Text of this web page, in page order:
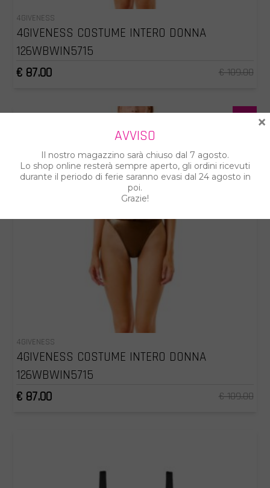
4GIVENESS
4GIVENESS COSTUME INTERO DONNA
126WBWIN5715
€ 87.00
€ 109.00
4GIVENESS
4GIVENESS COSTUME INTERO DONNA
126WBWIN5715
€ 87.00
€ 109.00
%
AVVISO
Il nostro magazzino sarà chiuso dal 7 agosto.
Lo shop online resterà sempre aperto, gli ordini ricevuti
durante il periodo di ferie saranno evasi dal 24 agosto in
poi.
Grazie!
×